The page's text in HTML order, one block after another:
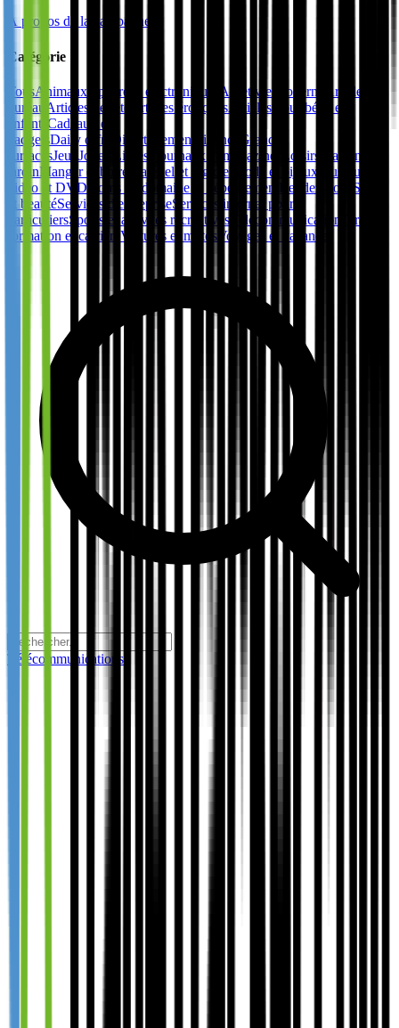
À propos de la campagne
Catégorie
TousAnimaux Appareils électroniques Art et vie moderne
Articles de
bureau Articles de fête Articles érotiquesArticles pour bébé et
enfants Cadeaux et
gadgetsDaily offre Divertissement Finance
Grandes
surfacesJeux Jouets Livres, journaux et magazines Loisirs
Maison et
jardinManger et boire Matériel et logiciel Mode et bijoux
Musique,
vidéo et DVD Noms de domaine et hébergement Rendez-vous
Santé
et beautéServices d'entrepriseServices internet pour
particuliersSports et activités récréatives Télécommunications
Travail,
formation et carrière Voitures et motos Voyages et vacances
Télécommunications